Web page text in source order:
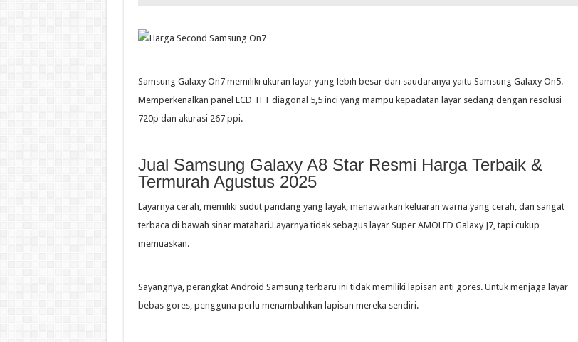
Samsung Galaxy On7 memiliki ukuran layar yang lebih besar dari saudaranya yaitu Samsung Galaxy On5.
Memperkenalkan panel LCD TFT diagonal 5,5 inci yang mampu kepadatan layar sedang dengan resolusi
720p dan akurasi 267 ppi.
Jual Samsung Galaxy A8 Star Resmi Harga Terbaik &
Termurah Agustus 2025
Layarnya cerah, memiliki sudut pandang yang layak, menawarkan keluaran warna yang cerah, dan sangat
terbaca di bawah sinar matahari.Layarnya tidak sebagus layar Super AMOLED Galaxy J7, tapi cukup
memuaskan.
Sayangnya, perangkat Android Samsung terbaru ini tidak memiliki lapisan anti gores. Untuk menjaga layar
bebas gores, pengguna perlu menambahkan lapisan mereka sendiri.